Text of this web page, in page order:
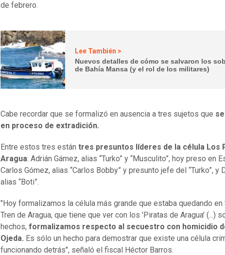
de febrero.
Lee También >
Nuevos detalles de cómo se salvaron los
de Bahía Mansa (y el rol de los militares)
Cabe recordar que se formalizó en ausencia a tres sujetos que
en proceso de extradición.
Entre estos tres están tres presuntos líderes de la célula Los
Aragua: Adrián Gámez, alias “Turko” y “Musculito”, hoy preso en
Carlos Gómez, alias “Carlos Bobby” y presunto jefe del “Turko”, y
alias “Boti”.
"Hoy formalizamos la célula más grande que estaba quedando en
Tren de Aragua, que tiene que ver con los 'Piratas de Aragua' (...)
hechos, formalizamos respecto al secuestro con homicidio
Ojeda. Es sólo un hecho para demostrar que existe una célula
funcionando detrás", señaló el fiscal Héctor Barros.